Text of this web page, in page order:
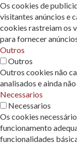
Os cookies de
visitantes anúncios e
cookies rastreiam os
para fornecer
Outros
Outros
Outros cookies não
analisados ​​e ainda
Necessarios
Necessarios
Os cookies
funcionamento
funcionalidades